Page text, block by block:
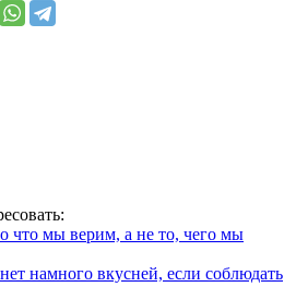
что мы верим, а не то, чего мы
намного вкусней, если соблюдать